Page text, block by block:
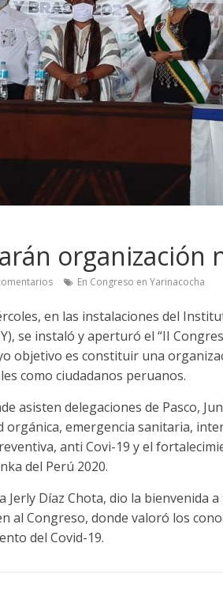
organización
En Congreso en Yarinacocha
en las instalaciones del
se instaló y aperturó el “II
objetivo es constituir una
como ciudadanos peruanos.
asisten delegaciones de Pasco,
orgánica, emergencia sanitaria,
anti Covi-19 y el
del Perú 2020.
Jerly Díaz Chota, dio la bienvenida
al Congreso, donde valoró los
del Covid-19.